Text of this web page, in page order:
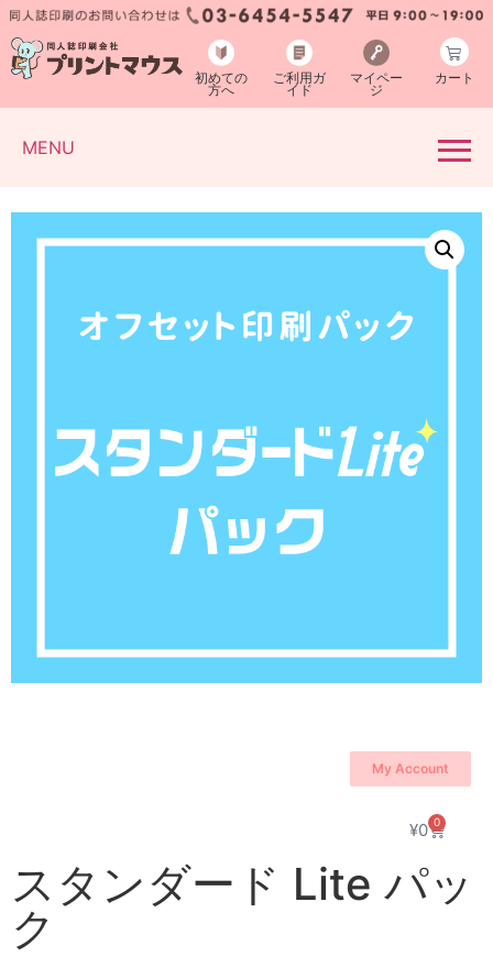
初めての
方へ
ご利用ガ
イド
マイペー
ジ
カート
MENU
My Account
¥0 0
スタンダード Lite パッ
ク